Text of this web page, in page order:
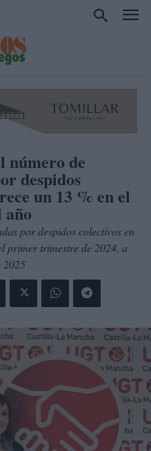
número de
despidos
un 13 % en el
por despidos colectivos en
primer trimestre de 2024, a
2025